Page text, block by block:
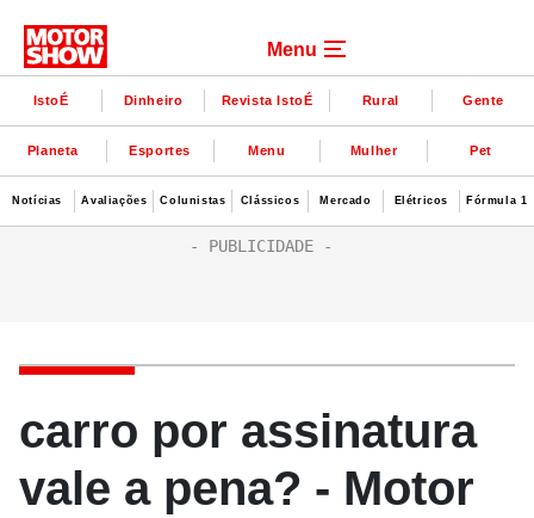
Menu
IstoÉ Dinheiro Revista IstoÉ Rural Gente
Planeta Esportes Menu Mulher Pet
Notícias Avaliações Colunistas Clássicos Mercado Elétricos Fórmula 1
carro por assinatura
vale a pena? - Motor